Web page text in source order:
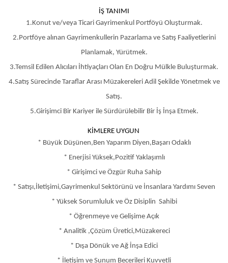
İŞ TANIMI
1.Konut ve/veya Ticari Gayrimenkul Portföyü Oluşturmak.
2.Portföye alınan Gayrimenkullerin Pazarlama ve Satış Faaliyetlerini
Planlamak, Yürütmek.
3.Temsil Edilen Alıcıları İhtiyaçları Olan En Doğru Mülkle Buluşturmak.
4.Satış Sürecinde Taraflar Arası Müzakereleri Adil Şekilde Yönetmek ve
Satış.
5.Girişimci Bir Kariyer ile Sürdürülebilir Bir İş İnşa Etmek.
KİMLERE UYGUN
* Büyük Düşünen,Ben Yaparım Diyen,Başarı Odaklı
* Enerjisi Yüksek,Pozitif Yaklaşımlı
* Girişimci ve Özgür Ruha Sahip
* Satışı,İletişimi,Gayrimenkul Sektörünü ve İnsanlara Yardımı Seven
* Yüksek Sorumluluk ve Öz Disiplin Sahibi
* Öğrenmeye ve Gelişime Açık
* Analitik ,Çözüm Üretici,Müzakereci
* Dışa Dönük ve Ağ İnşa Edici
* İletişim ve Sunum Becerileri Kuvvetli